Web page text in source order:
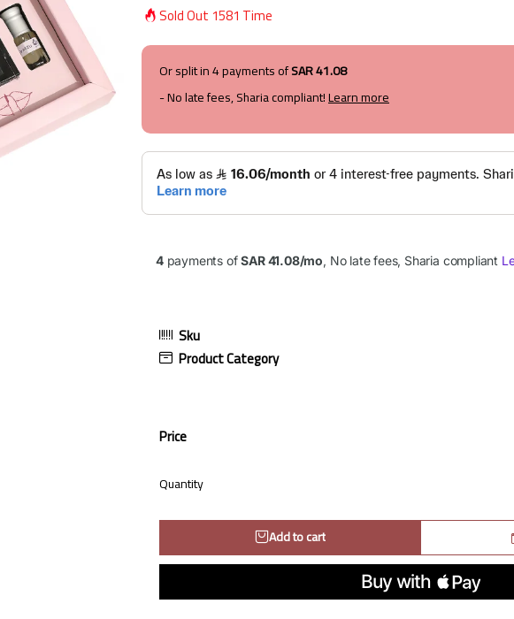
Sold Out 1581 Time
Or split in4payments ofSAR 41.08
- No late fees, Sharia compliant!Learn more
Sku
Product Category
Price
Quantity
Add to cart